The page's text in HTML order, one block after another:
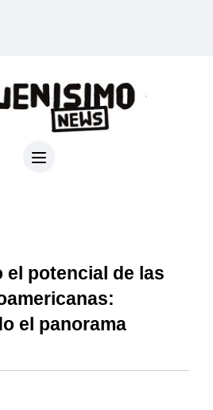
el potencial de las
el panorama